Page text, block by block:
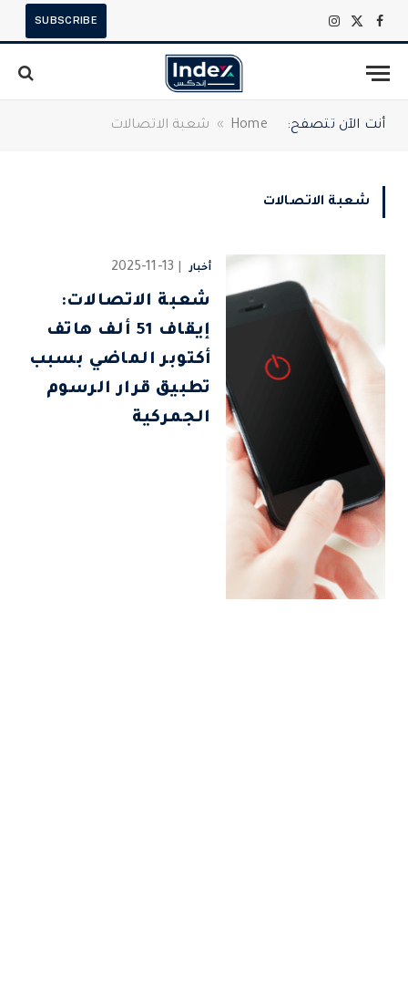
فيسبوك
X
الانستغرام
SUBSCRIBE
أنت الآن تتصفح: Home
» شعبة الاتصالات
شعبة الاتصالات
أخبار 2025-11-13
شعبة الاتصالات:
إيقاف 51 ألف هاتف
أكتوبر الماضي بسبب
تطبيق قرار الرسوم
الجمركية